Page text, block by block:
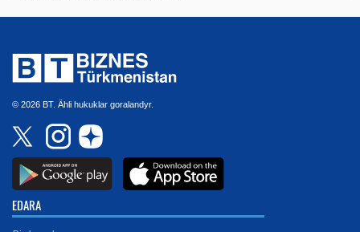
© 2026 BT. Ähli hukuklar goralandyr.
EDARA